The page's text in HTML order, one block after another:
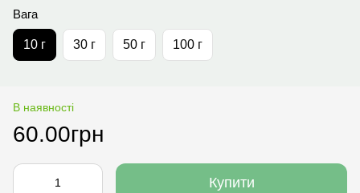
Вага
10 г 30 г 50 г 100 г
В наявності
60.00грн
Купити